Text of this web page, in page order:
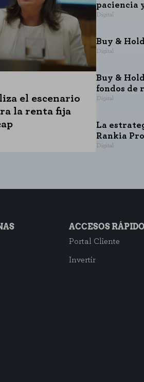
el escenario
la renta fija
paciencia
Digital
Buy &
Digital
Buy &
fondos de
Digital
La
Rankia Pro
Digital
ACCESOS
Portal Cliente
Invertir